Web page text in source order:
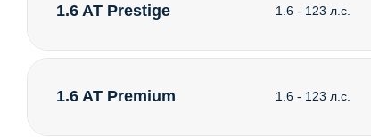
1.6 AT Prestige 1.6 - 123 л.с.
1.6 AT Premium 1.6 - 123 л.с.